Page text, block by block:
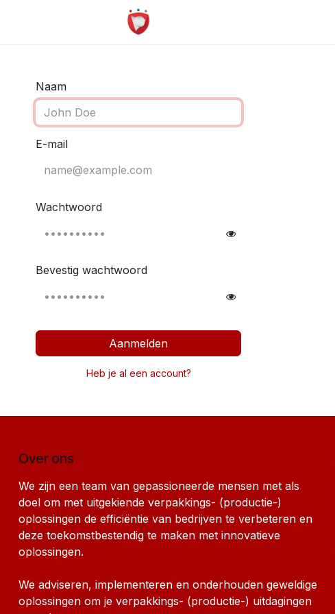
Naam
E-mail
Wachtwoord
Bevestig wachtwoord
Aanmelden
Heb je al een account?
Over ons
We zijn een team van gepassioneerde mensen met als
doel om met uitgekiende verpakkings- (productie-)
oplossingen de efficiëntie van bedrijven te verbeteren en
deze toekomstbestendig te maken met innovatieve
oplossingen.
We adviseren, implementeren en onderhouden geweldige
oplossingen om je verpakkings- (productie-) uitdagingen